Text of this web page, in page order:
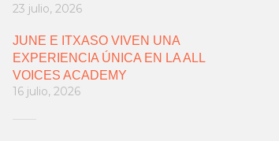
23 julio, 2026
JUNE E ITXASO VIVEN UNA
EXPERIENCIA ÚNICA EN LA ALL
VOICES ACADEMY
16 julio, 2026